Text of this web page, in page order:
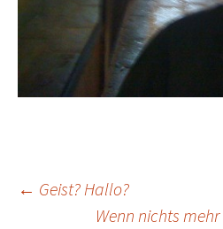
Beitrags-
← Geist? Hallo?
Wenn nichts